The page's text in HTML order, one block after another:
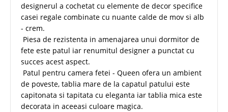
designerul a cochetat cu elemente de decor specifice
casei regale combinate cu nuante calde de mov si alb
- crem.
Piesa de rezistenta in amenajarea unui dormitor de
fete este patul iar renumitul designer a punctat cu
succes acest aspect.
Patul pentru camera fetei - Queen ofera un ambient
de poveste, tablia mare de la capatul patului este
capitonata si tapitata cu eleganta iar tablia mica este
decorata in aceeasi culoare magica.